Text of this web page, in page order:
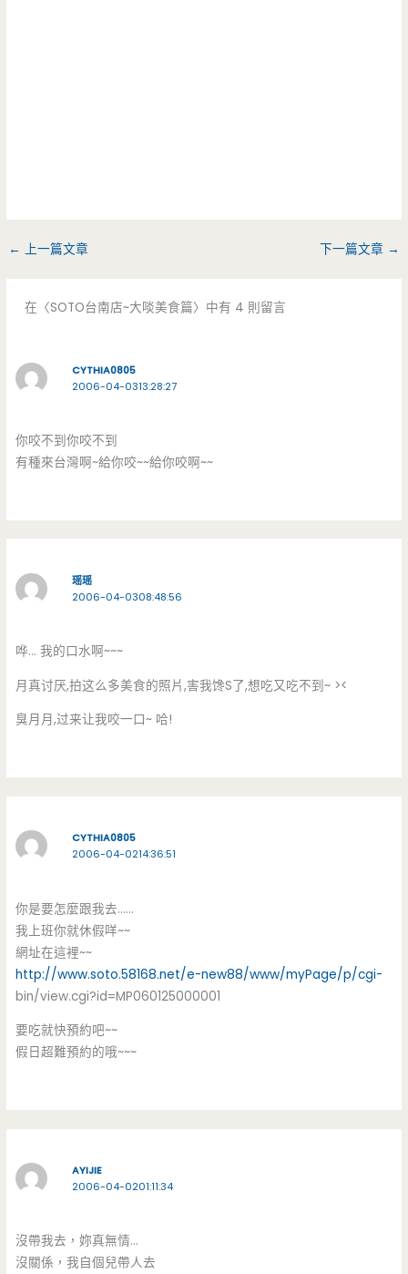
← 上一篇文章 下一篇文章 →
在〈SOTO台南店~大啖美食篇〉中有 4 則留言
CYTHIA0805
2006-04-0313:28:27
你咬不到你咬不到
有種來台灣啊~給你咬~~給你咬啊~~
瑶瑶
2006-04-0308:48:56
哗… 我的口水啊~~~
月真讨厌,拍这么多美食的照片,害我馋S了,想吃又吃不到~ ><
臭月月,过来让我咬一口~ 哈!
CYTHIA0805
2006-04-0214:36:51
你是要怎麼跟我去……
我上班你就休假咩~~
網址在這裡~~
http://www.soto.58168.net/e-new88/www/myPage/p/cgi-
bin/view.cgi?id=MP060125000001
要吃就快預約吧~~
假日超難預約的哦~~~
AYIJIE
2006-04-0201:11:34
沒帶我去，妳真無情…
沒關係，我自個兒帶人去